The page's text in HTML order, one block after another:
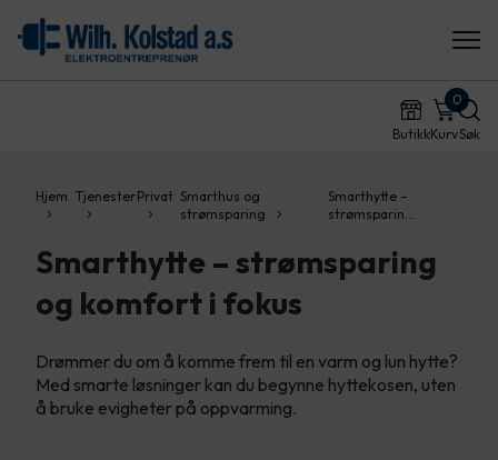
ButikkKurv
0
Søk
Hjem TjenesterPrivat Smarthus og
strømsparing
Smarthytte –
strømsparin…
Smarthytte – strømsparing
og komfort i fokus
Drømmer du om å komme frem til en varm og lun hytte?
Med smarte løsninger kan du begynne hyttekosen, uten
å bruke evigheter på oppvarming.